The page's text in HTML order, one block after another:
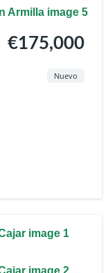
€175,000
Nuevo